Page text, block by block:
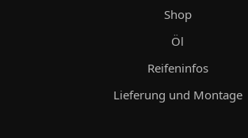
Shop
Öl
Reifeninfos
Lieferung und Montage